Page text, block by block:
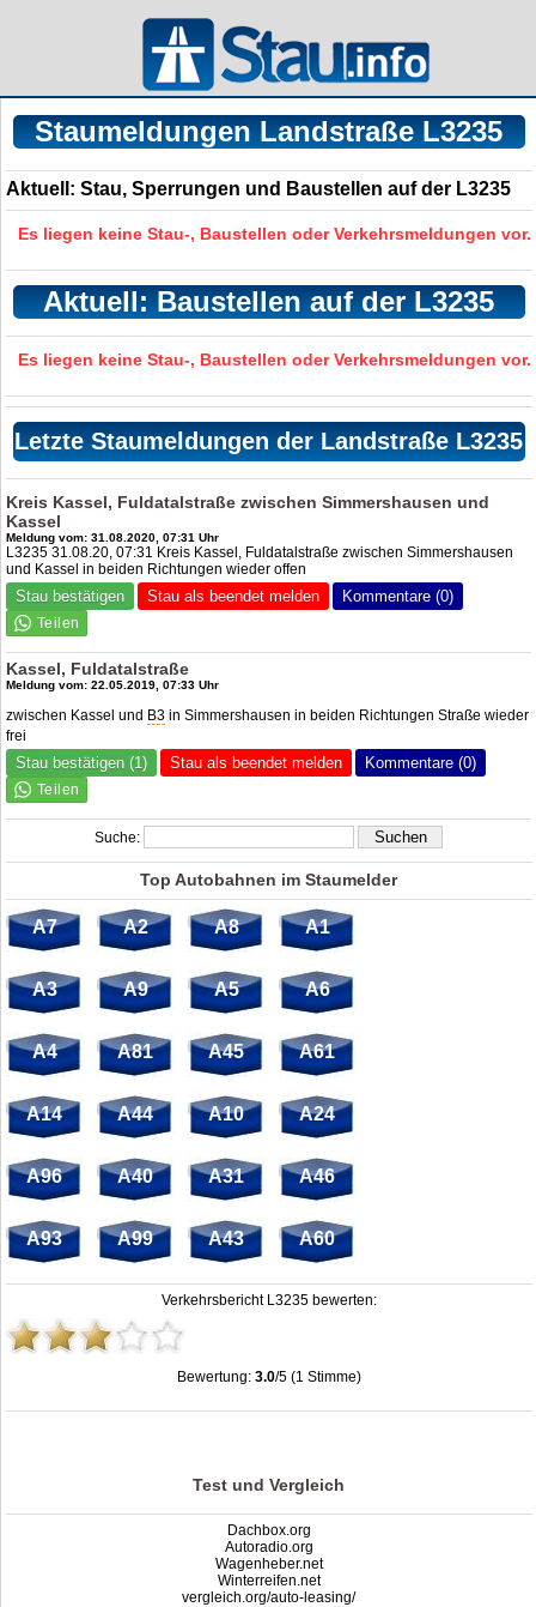
Staumeldungen Landstraße L3235
Aktuell: Stau, Sperrungen und Baustellen auf der L3235
Es liegen keine Stau-, Baustellen oder Verkehrsmeldungen vor.
Aktuell: Baustellen auf der L3235
Es liegen keine Stau-, Baustellen oder Verkehrsmeldungen vor.
Letzte Staumeldungen der Landstraße L3235
Kreis Kassel, Fuldatalstraße zwischen Simmershausen und
Kassel
Meldung vom: 31.08.2020, 07:31 Uhr
L3235 31.08.20, 07:31 Kreis Kassel, Fuldatalstraße zwischen Simmershausen
und Kassel in beiden Richtungen wieder offen
Stau bestätigen Stau als beendet melden Kommentare (0)
Kassel, Fuldatalstraße
Meldung vom: 22.05.2019, 07:33 Uhr
zwischen Kassel und B3 in Simmershausen in beiden Richtungen Straße wieder
frei
Stau bestätigen (1) Stau als beendet melden Kommentare (0)
Suche:
Top Autobahnen im Staumelder
A7 A2 A8 A1
A3 A9 A5 A6
A4 A81 A45 A61
A14 A44 A10 A24
A96 A40 A31 A46
A93 A99 A43 A60
Verkehrsbericht L3235 bewerten:
Bewertung: 3.0/5 (1 Stimme)
Stau L3235: Unfälle, Sperrung & Baustellen | Staumelder L3235 ,3.0out of5
Test und Vergleich
Dachbox.org
Autoradio.org
Wagenheber.net
Winterreifen.net
vergleich.org/auto-leasing/